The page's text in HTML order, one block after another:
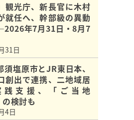
観光庁、新長官に木村
就任へ、幹部級の異動
年7月31日・8月7
31日
須塩原市とJR東日本、
創出で連携、二地域居
践支援、「ご当地
検討も
4日